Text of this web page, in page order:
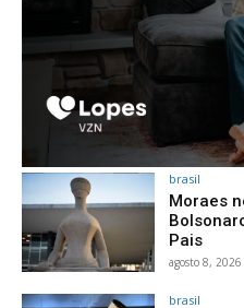
brasil
Moraes
Pais
agosto 8, 2026
brasil